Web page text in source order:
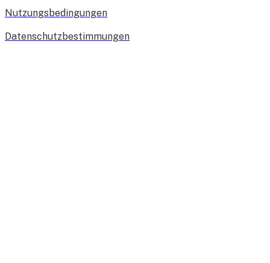
Nutzungsbedingungen
Datenschutzbestimmungen